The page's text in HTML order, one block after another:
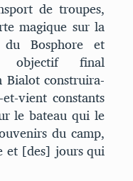
de troupes,
magique sur la
Bosphore et
objectif final
Bialot construira-
vient constants
le bateau qui le
du camp,
et [des] jours qui